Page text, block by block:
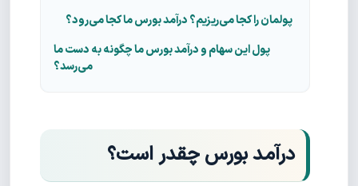
پولمان را کجا می‌ریزیم؟ درآمد بورس ما کجا می‌رود؟
پول این سهام و درآمد بورس ما چگونه به دست ما
می‌رسد؟
درآمد بورس چقدر است؟